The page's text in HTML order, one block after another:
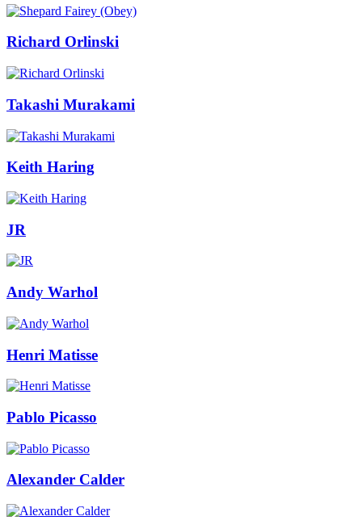
Richard Orlinski
Takashi Murakami
Keith Haring
JR
Andy Warhol
Henri Matisse
Pablo Picasso
Alexander Calder